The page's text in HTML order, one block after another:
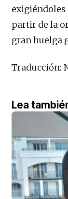
exigiéndoles
partir de la
gran huelga
Traducción:
Lea